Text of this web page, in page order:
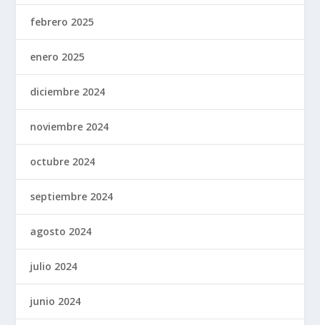
febrero 2025
enero 2025
diciembre 2024
noviembre 2024
octubre 2024
septiembre 2024
agosto 2024
julio 2024
junio 2024